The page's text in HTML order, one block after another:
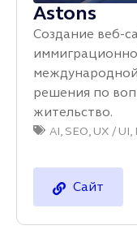
Astons
Создание веб-
решения по
жительство.
AI, SEO, UX / UI,
Сайт